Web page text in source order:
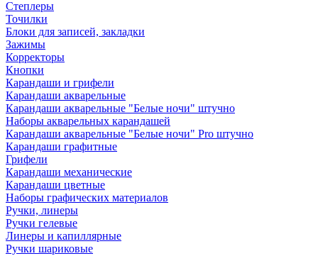
Степлеры
Точилки
Блоки для записей, закладки
Зажимы
Корректоры
Кнопки
Карандаши и грифели
Карандаши акварельные
Карандаши акварельные "Белые ночи" штучно
Наборы акварельных карандашей
Карандаши акварельные "Белые ночи" Pro штучно
Карандаши графитные
Грифели
Карандаши механические
Карандаши цветные
Наборы графических материалов
Ручки, линеры
Ручки гелевые
Линеры и капиллярные
Ручки шариковые